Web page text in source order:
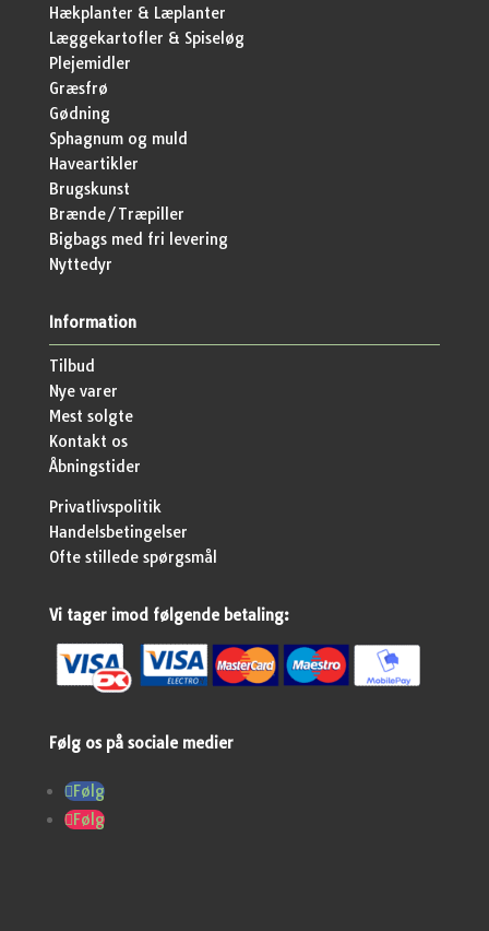
Hækplanter & Læplanter
Læggekartofler & Spiseløg
Plejemidler
Græsfrø
Gødning
Sphagnum og muld
Haveartikler
Brugskunst
Brænde/Træpiller
Bigbags med fri levering
Nyttedyr
Information
Tilbud
Nye varer
Mest solgte
Kontakt os
Åbningstider
Privatlivspolitik
Handelsbetingelser
Ofte stillede spørgsmål
Vi tager imod følgende betaling:
Følg os på sociale medier
Følg
Følg